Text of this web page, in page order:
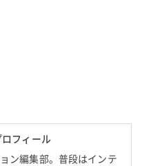
フィール
ン編集部。普段はインテ